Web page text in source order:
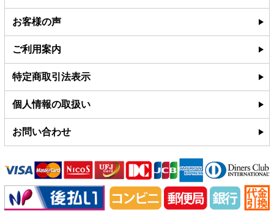
お客様の声
ご利用案内
特定商取引法表示
個人情報の取扱い
お問い合わせ